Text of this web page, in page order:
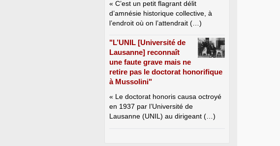
« C’est un petit flagrant délit
d’amnésie historique collective, à
l’endroit où on l’attendrait (…)
"L’UNIL [Université de
Lausanne] reconnaît
une faute grave mais ne
retire pas le doctorat honorifique
à Mussolini"
« Le doctorat honoris causa octroyé
en 1937 par l’Université de
Lausanne (UNIL) au dirigeant (…)